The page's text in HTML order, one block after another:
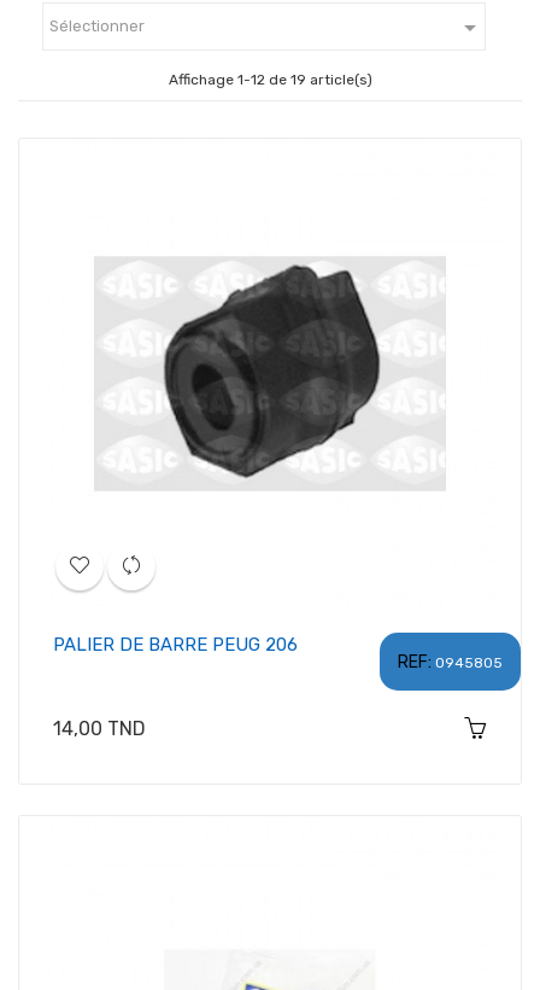
Sélectionner 
Affichage 1-12 de 19 article(s)
REF: 0945805
PALIER DE BARRE PEUG 206
Prix
14,00 TND